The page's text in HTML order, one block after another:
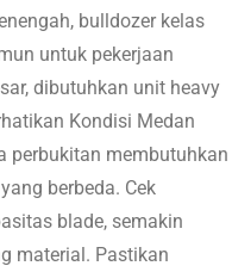
bulldozer kelas
untuk pekerjaan
dibutuhkan unit heavy
Kondisi Medan
perbukitan membutuhkan
berbeda. Cek
blade, semakin
material. Pastikan